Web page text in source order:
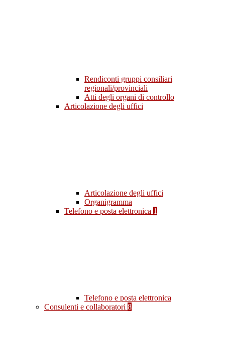
Rendiconti gruppi consiliari
regionali/provinciali
Atti degli organi di controllo
Articolazione degli uffici
Articolazione degli uffici
Organigramma
Telefono e posta elettronica 1
Telefono e posta elettronica
Consulenti e collaboratori 8